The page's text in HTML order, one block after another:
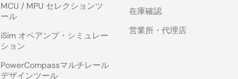
MCU / MPU セレクションツ
ール
iSim オペアンプ・シミュレー
ション
PowerCompassマルチレール
デザインツール
在庫確認
営業所・代理店